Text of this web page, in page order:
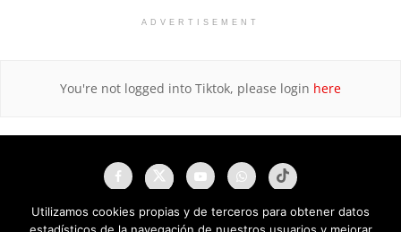
ADVERTISEMENT
You're not logged into Tiktok, please login here
Utilizamos cookies propias y de terceros para obtener datos